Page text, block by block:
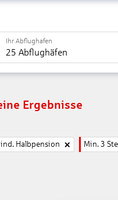
Ihr Abflughafen
25 Abflughäfen
Ergebnisse
Halbpension Min. 3